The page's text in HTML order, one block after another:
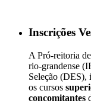
Inscrições
A Pró-reitoria
rio-grandense
Seleção (DES),
os cursos
concomitantes